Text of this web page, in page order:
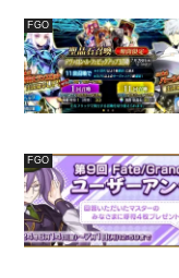
FGO
FGO